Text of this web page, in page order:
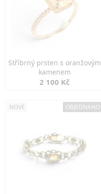
Stříbrný prsten s oranžovým
kamenem
2 100 Kč
NOVÉ OBJEDNÁNO